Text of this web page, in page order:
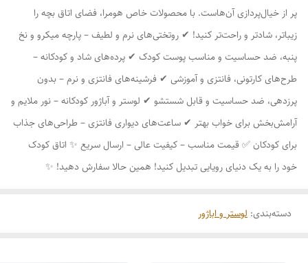
پر از خیال‌پردازی آن‌هاست. با محصولات خاص هومرا، فضای اتاق بچه را
زیباتر، شادتر و راحت‌تر کنید! ✔ روتختی‌های نرم و لطیف – پارچه میکرو و نخ
پنبه، ضد حساسیت و مناسب پوست کودک ✔ پرده‌های شاد و کودکانه –
طرح‌های کارتونی، فانتزی و آموزشی ✔ فرشینه‌های فانتزی و نرم – بدون
پرزدهی، ضد حساسیت و قابل شستشو ✔ لوستر و آباژور کودکانه – نور ملایم و
آرامش‌بخش برای خواب بهتر ✔ ساعت‌های دیواری فانتزی – طراحی‌های جذاب
برای کودکان ✅ قیمت مناسب – کیفیت عالی – ارسال سریع ✨ اتاق کودک
خود را به یک دنیای رویایی تبدیل کنید! همین حالا سفارش دهید! ✨
دسته‌بندی: لوستر و اباژور